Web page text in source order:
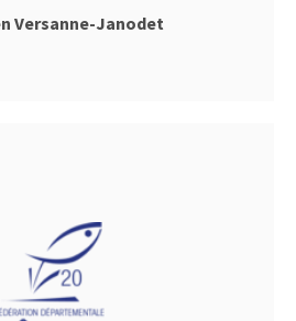
Versanne-Janodet